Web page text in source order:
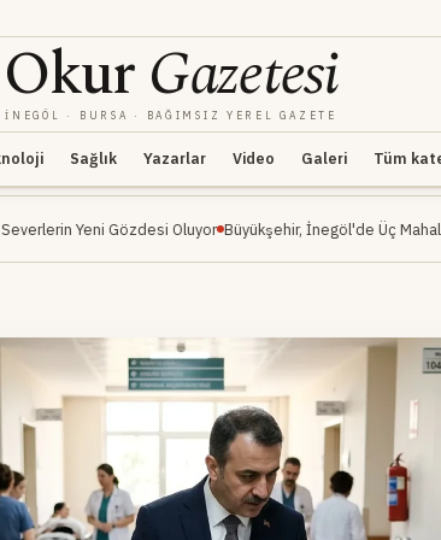
OkurGazetesi
İNEGÖL · BURSA · BAĞIMSIZ YEREL GAZETE
Sağlık Yazarlar Video Galeri Tüm
Oluyor Büyükşehir, İnegöl'de Üç Mahalleyi Kapsayan